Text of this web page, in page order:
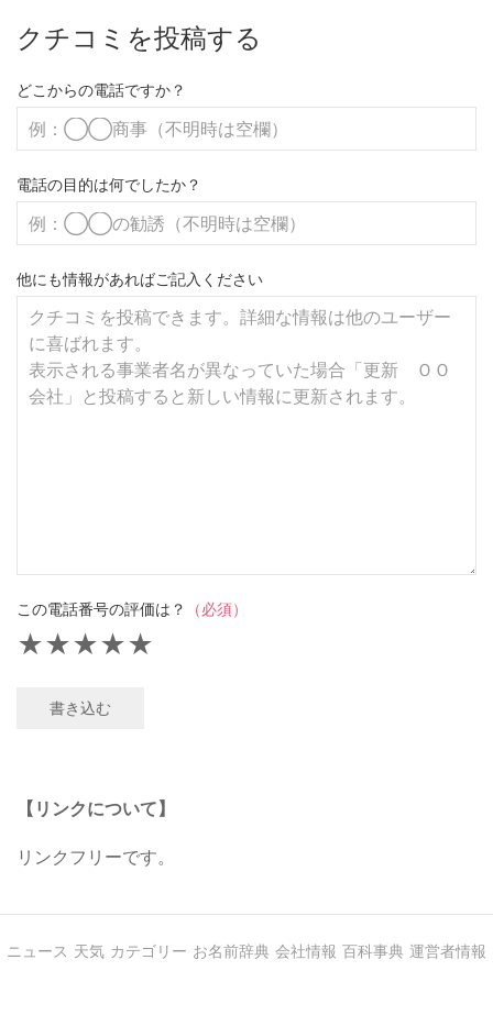
クチコミを投稿する
どこからの電話ですか？
電話の目的は何でしたか？
他にも情報があればご記入ください
この電話番号の評価は？ （必須）
★
★
★
★
★
書き込む
【リンクについて】
リンクフリーです。
ニュース 天気 カテゴリー お名前辞典 会社情報 百科事典 運営者情報